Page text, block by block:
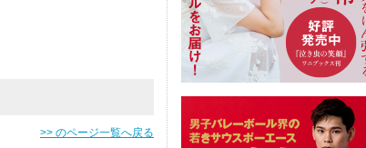
>> のページ一覧へ戻る